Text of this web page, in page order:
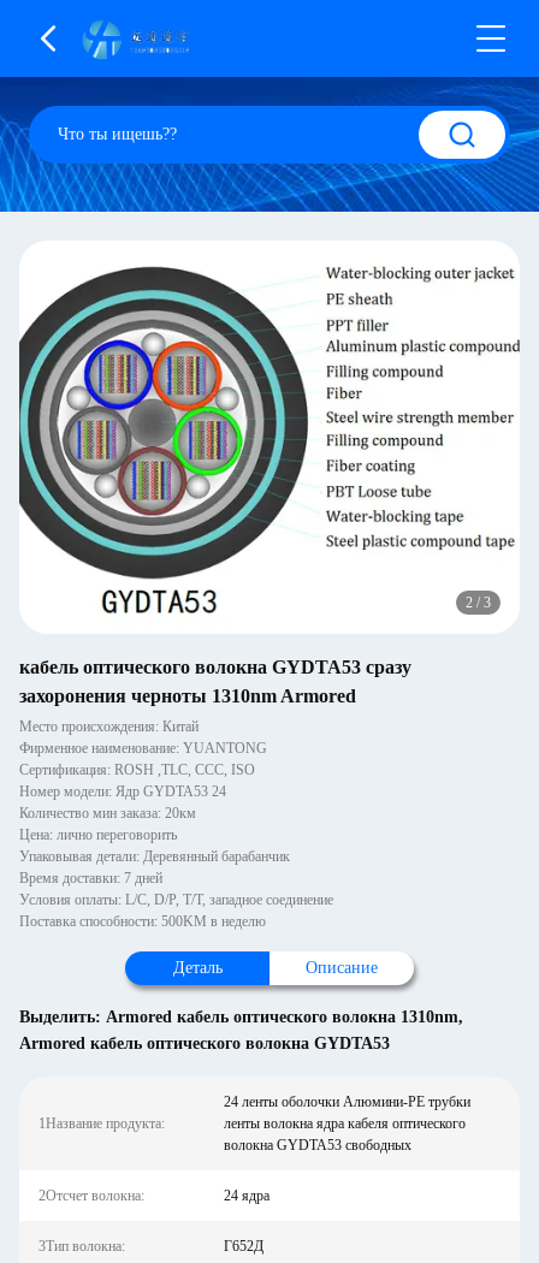
2 / 3
кабель оптического волокна GYDTA53 сразу
захоронения черноты 1310nm Armored
Место происхождения: Китай
Фирменное наименование: YUANTONG
Сертификация: ROSH ,TLC, CCC, ISO
Номер модели: Ядр GYDTA53 24
Количество мин заказа: 20км
Цена: лично переговорить
Упаковывая детали: Деревянный барабанчик
Время доставки: 7 дней
Условия оплаты: L/C, D/P, T/T, западное соединение
Поставка способности: 500KM в неделю
Деталь Описание
Выделить: Armored кабель оптического волокна 1310nm,
Armored кабель оптического волокна GYDTA53
1Название продукта:
24 ленты оболочки Алюмини-PE трубки
ленты волокна ядра кабеля оптического
волокна GYDTA53 свободных
2Отсчет волокна: 24 ядра
3Тип волокна: Г652Д